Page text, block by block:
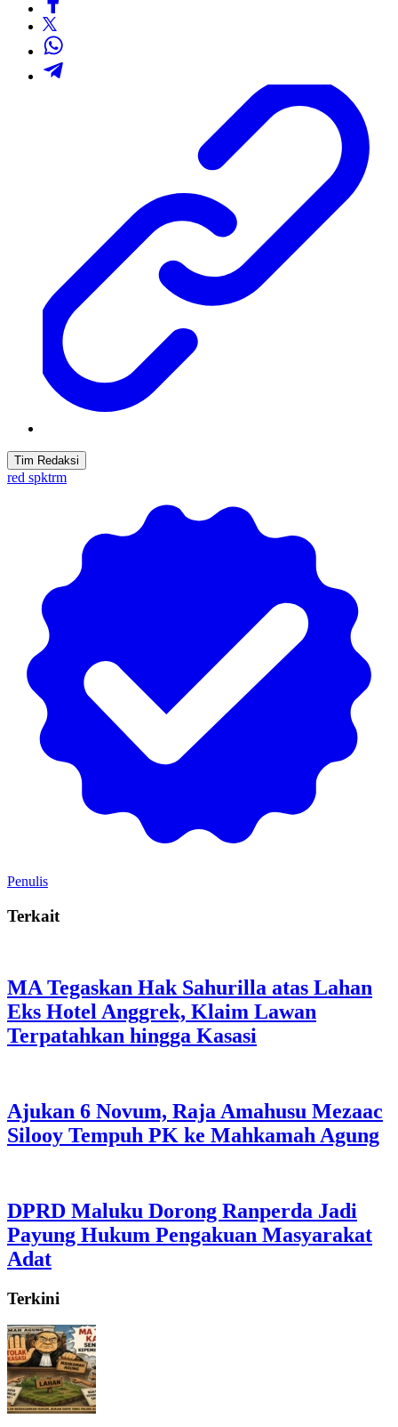
Tim Redaksi
red spktrm
Penulis
Terkait
MA Tegaskan Hak Sahurilla atas Lahan
Eks Hotel Anggrek, Klaim Lawan
Terpatahkan hingga Kasasi
Ajukan 6 Novum, Raja Amahusu Mezaac
Silooy Tempuh PK ke Mahkamah Agung
DPRD Maluku Dorong Ranperda Jadi
Payung Hukum Pengakuan Masyarakat
Adat
Terkini